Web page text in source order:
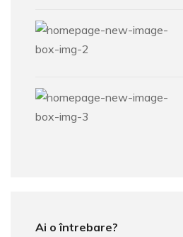
Ai o întrebare?